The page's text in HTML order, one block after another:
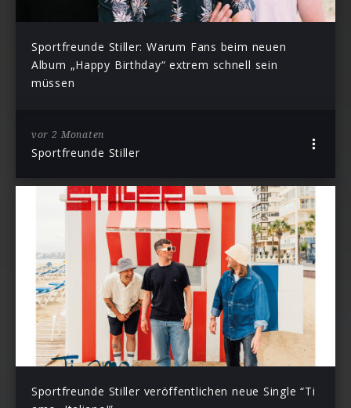
Sportfreunde Stiller: Warum Fans beim neuen
Album „Happy Birthday“ extrem schnell sein
müssen
vor 2 Monaten
Sportfreunde Stiller
Sportfreunde Stiller veröffentlichen neue Single “Ti